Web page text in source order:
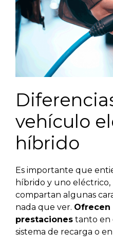
vehículo
híbrido
Es importante que
híbrido y uno
compartan algunas
nada que ver.
prestaciones tanto en
sistema de recarga o